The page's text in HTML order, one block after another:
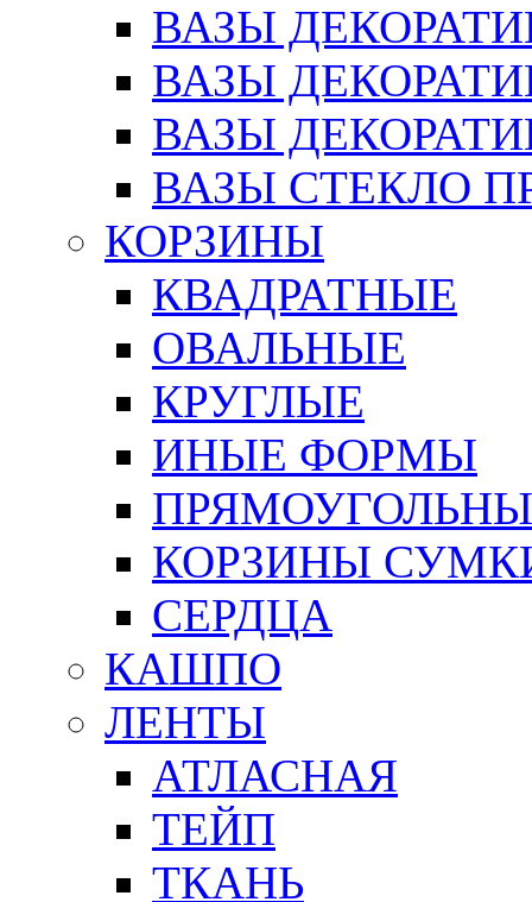
ВАЗЫ
ВАЗЫ
ВАЗЫ
ВАЗЫ СТЕКЛО
КОРЗИНЫ
КВАДРАТНЫЕ
ОВАЛЬНЫЕ
КРУГЛЫЕ
ИНЫЕ ФОРМЫ
КОРЗИНЫ
СЕРДЦА
КАШПО
ЛЕНТЫ
АТЛАСНАЯ
ТЕЙП
ТКАНЬ